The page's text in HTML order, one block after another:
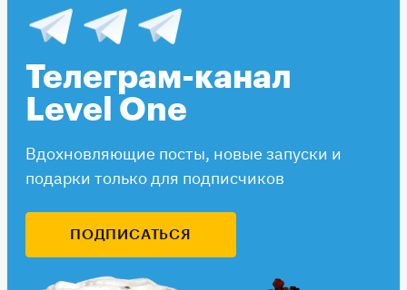
Телеграм-канал
Level One
Вдохновляющие посты, новые запуски и
подарки только для подписчиков
ПОДПИСАТЬСЯ